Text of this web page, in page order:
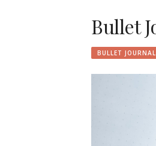
Bullet
BULLET JOURNAL